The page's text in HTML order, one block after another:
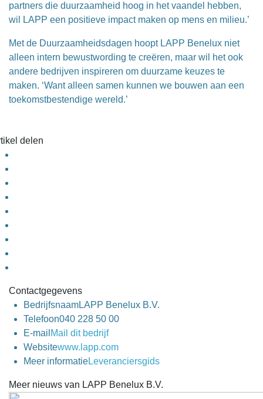
partners die duurzaamheid hoog in het vaandel hebben,
wil LAPP een positieve impact maken op mens en milieu.’
Met de Duurzaamheidsdagen hoopt LAPP Benelux niet
alleen intern bewustwording te creëren, maar wil het ook
andere bedrijven inspireren om duurzame keuzes te
maken. ‘Want alleen samen kunnen we bouwen aan een
toekomstbestendige wereld.’
delen
Contactgegevens
BedrijfsnaamLAPP Benelux B.V.
Telefoon040 228 50 00
E-mail Mail dit bedrijf
Websitewww.lapp.com
Meer informatieLeveranciersgids
Meer nieuws van LAPP Benelux B.V.